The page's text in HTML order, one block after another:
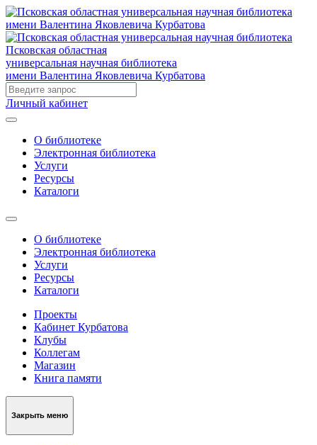
Псковская областная
универсальная научная библиотека
имени Валентина Яковлевича Курбатова
Личный кабинет
О библиотеке
Электронная библиотека
Услуги
Ресурсы
Каталоги
О библиотеке
Электронная библиотека
Услуги
Ресурсы
Каталоги
Проекты
Кабинет Курбатова
Клубы
Коллегам
Магазин
Книга памяти
Закрыть меню